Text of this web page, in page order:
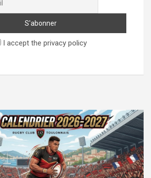
I accept the privacy policy